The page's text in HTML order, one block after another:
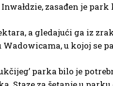
Inwałdzie, zasađen je
a gledajući ga iz
Wadowicama, u kojoj se
parka bilo je